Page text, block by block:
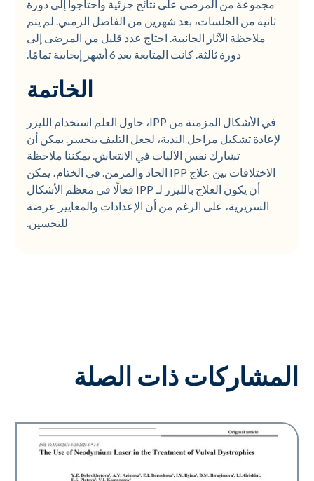
مجموعة من المرضى على نتائج جزئية واحتاجوا إلى دورة
ثانية من الجلسات، بعد شهرين من الفاصل الزمني. لم يتم
ملاحظة الآثار الجانبية. احتاج عدد قليل من المرضى إلى
دورة ثالثة. كانت المتابعة بعد 6 أشهر إيجابية تمامًا.
الخاتمة
في الأشكال المزمنة من IPP، حاول العلم استخدام الليزر
لإعادة تشكيل مراحل الندبة، لجعل التليف ينحسر. يمكن أن
تشارك نفس الآليات في الانتعاش. يمكننا ملاحظة
الاختلافات بين علاج IPP الحاد والمزمن. في الختام، يمكن
أن يكون العلاج بالليزر لـ IPP فعالًا في معظم الأشكال
السريرية، على الرغم من أن الإعدادات والمعايير عرضة
للتحسين.
المشاركات ذات الصلة